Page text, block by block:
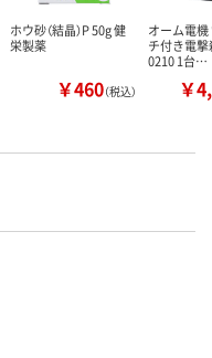
ホウ砂（結晶）P 50g 健
栄製薬
￥460（税込）
オーム電
チ付き電
0210 1台…
￥